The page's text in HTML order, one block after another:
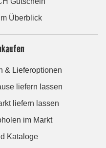
Überblick
& Lieferoptionen
liefern lassen
liefern lassen
im Markt
Kataloge